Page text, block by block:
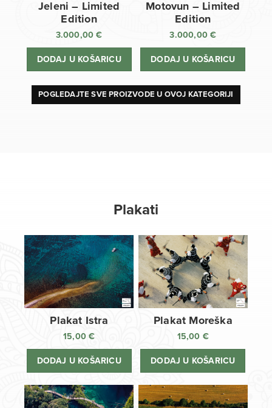
Jeleni – Limited
Edition
3.000,00€
DODAJ U KOŠARICU
Motovun – Limited
Edition
3.000,00€
DODAJ U KOŠARICU
POGLEDAJTE SVE PROIZVODE U OVOJ KATEGORIJI
Plakati
Plakat Istra
15,00€
DODAJ U KOŠARICU
Plakat Moreška
15,00 €
DODAJ U KOŠARICU